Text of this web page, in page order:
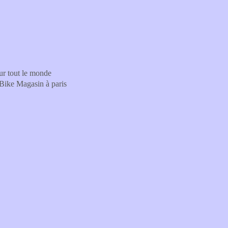
tout le monde
Magasin à paris